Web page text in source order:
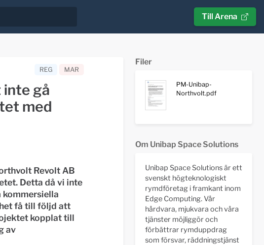
Till Arena
REG MAR
gå
med
Revolt AB
Detta då vi inte
kommersiella
få till följd att
kopplat till
av
Filer
PM-Unibap-
Northvolt.pdf
Om Unibap Space Solutions
Unibap Space Solutions är ett
svenskt högteknologiskt
rymdföretag i framkant inom
Edge Computing. Vår
hårdvara, mjukvara och våra
tjänster möjliggör och
förbättrar rymduppdrag
som försvar, räddningstjänst